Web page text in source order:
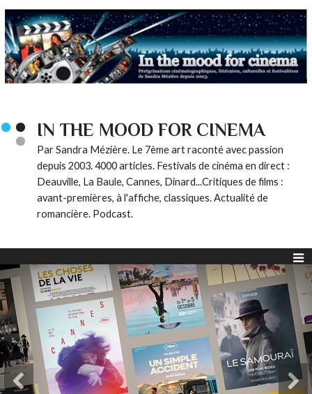
IN THE MOOD FOR CINEMA
Par Sandra Mézière. Le 7ème art raconté avec passion
depuis 2003. 4000 articles. Festivals de cinéma en direct :
Deauville, La Baule, Cannes, Dinard...Critiques de films :
avant-premières, à l'affiche, classiques. Actualité de
romancière. Podcast.